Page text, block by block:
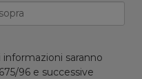
saranno
96 e successive